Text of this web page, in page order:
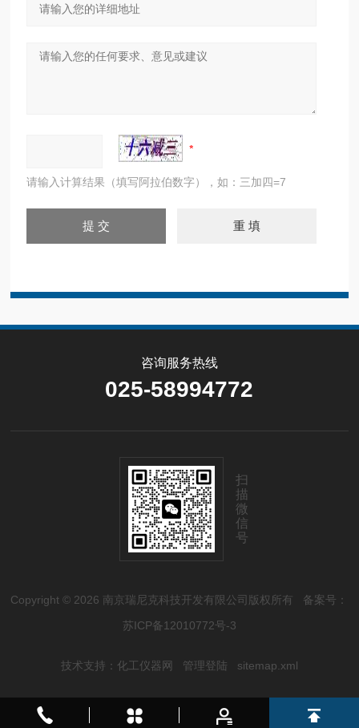
请输入计算结果（填写阿拉伯数字），如：三加四=7
咨询服务热线
025-58994772
扫
描
微
信
号
Copyright © 2026 南京瑞尼克科技开发有限公司版权所有 备案号：
苏ICP备12010772号-3
技术支持： 化工仪器网 管理登陆 sitemap.xml